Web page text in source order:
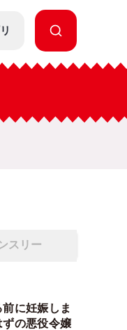
スリー
に妊娠しま
ずの悪役令嬢